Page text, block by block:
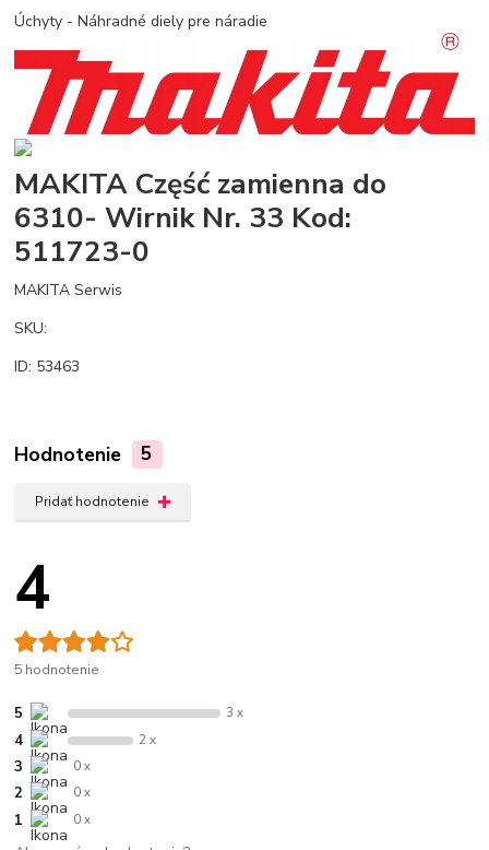
Úchyty - Náhradné diely pre náradie
MAKITA Część zamienna do
6310- Wirnik Nr. 33 Kod:
511723-0
MAKITA Serwis
SKU:
ID: 53463
Hodnotenie 5
Pridať hodnotenie
4
5 hodnotenie
5 3 x
4 2 x
3 0 x
2 0 x
1 0 x